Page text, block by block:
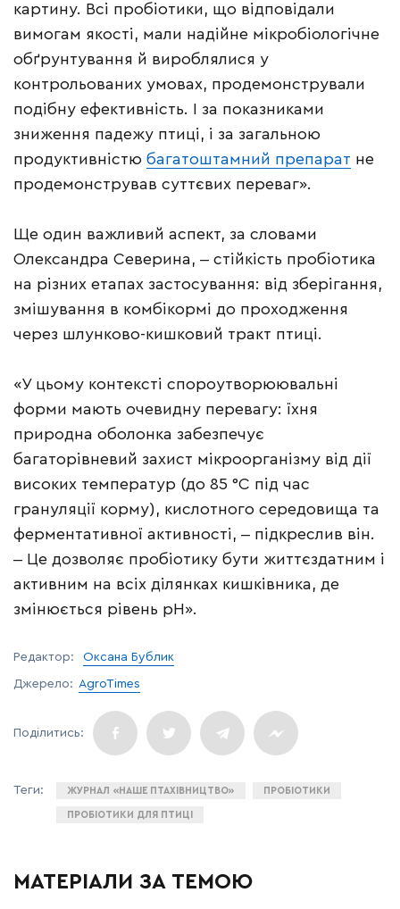
картину. Всі пробіотики, що відповідали
вимогам якості, мали надійне мікробіологічне
обґрунтування й вироблялися у
контрольованих умовах, продемонстрували
подібну ефективність. І за показниками
зниження падежу птиці, і за загальною
продуктивністю багатоштамний препарат не
продемонстрував суттєвих переваг».
Ще один важливий аспект, за словами
Олександра Северина, ‒ стійкість пробіотика
на різних етапах застосування: від зберігання,
змішування в комбікормі до проходження
через шлунково-кишковий тракт птиці.
«У цьому контексті спороутворюювальні
форми мають очевидну перевагу: їхня
природна оболонка забезпечує
багаторівневий захист мікроорганізму від дії
високих температур (до 85 °C під час
грануляції корму), кислотного середовища та
ферментативної активності, ‒ підкреслив він.
‒ Це дозволяє пробіотику бути життєздатним і
активним на всіх ділянках кишківника, де
змінюється рівень рН».
Редактор: Оксана Бублик
Джерело: AgroTimes
ЖУРНАЛ «НАШЕ ПТАХІВНИЦТВО» ПРОБІОТИКИ
ПРОБІОТИКИ ДЛЯ ПТИЦІ
МАТЕРІАЛИ ЗА ТЕМОЮ